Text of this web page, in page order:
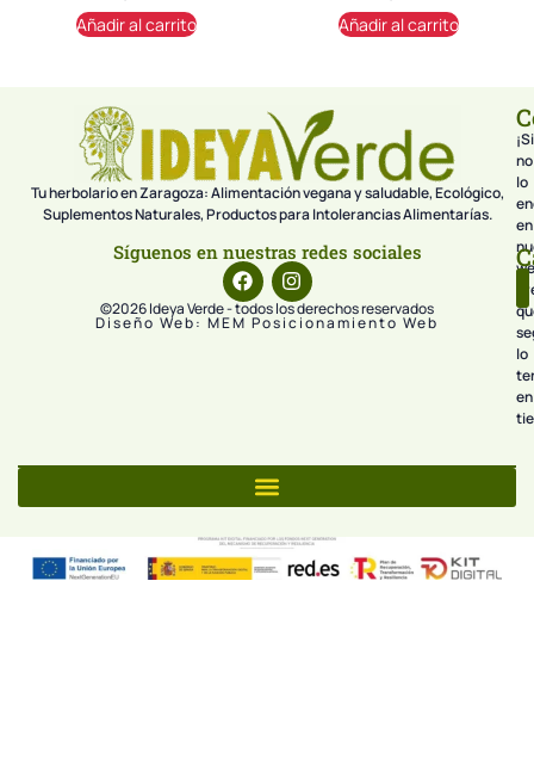
Añadir al carrito Añadir al carrito
Tu herbolario en Zaragoza: Alimentación vegana y saludable, Ecológico,
Suplementos Naturales, Productos para Intolerancias Alimentarías.
Síguenos en nuestras redes sociales
©2026 Ideya Verde - todos los derechos reservados
Diseño Web: MEM Posicionamiento Web
¡Si
no
lo
en
lo
en